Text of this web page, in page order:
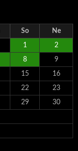
So Ne
1 2
8 9
15 16
22 23
29 30